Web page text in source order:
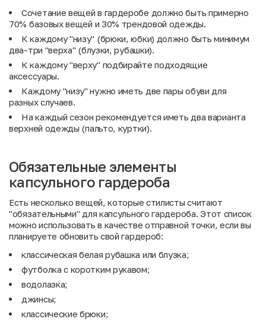
Сочетание вещей в гардеробе должно быть примерно
70% базовых вещей и 30% трендовой одежды.
К каждому "низу" (брюки, юбки) должно быть минимум
два-три "верха" (блузки, рубашки).
К каждому "верху" подбирайте подходящие
аксессуары.
Каждому "низу" нужно иметь две пары обуви для
разных случаев.
На каждый сезон рекомендуется иметь два варианта
верхней одежды (пальто, куртки).
Обязательные элементы
капсульного гардероба
Есть несколько вещей, которые стилисты считают
"обязательными" для капсульного гардероба. Этот список
можно использовать в качестве отправной точки, если вы
планируете обновить свой гардероб:
классическая белая рубашка или блузка;
футболка с коротким рукавом;
водолазка;
джинсы;
классические брюки;